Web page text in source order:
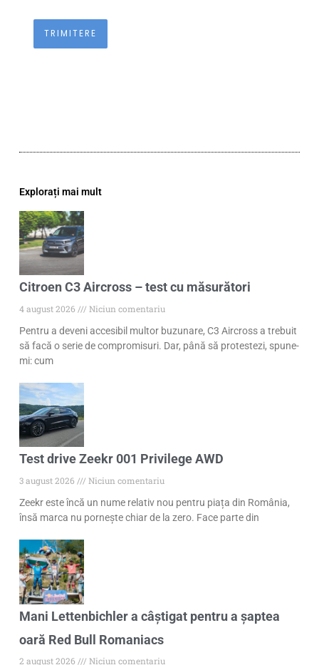
Explorați mai mult
Citroen C3 Aircross – test cu măsurători
4 august 2026
Niciun comentariu
Pentru a deveni accesibil multor buzunare, C3 Aircross a trebuit
să facă o serie de compromisuri. Dar, până să protestezi, spune-
mi: cum
Test drive Zeekr 001 Privilege AWD
3 august 2026
Niciun comentariu
Zeekr este încă un nume relativ nou pentru piața din România,
însă marca nu pornește chiar de la zero. Face parte din
Mani Lettenbichler a câștigat pentru a șaptea
oară Red Bull Romaniacs
2 august 2026
Niciun comentariu